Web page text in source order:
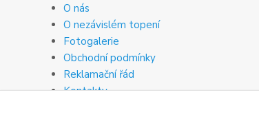
O nás
O nezávislém topení
Fotogalerie
Obchodní podmínky
Reklamační řád
Kontakty